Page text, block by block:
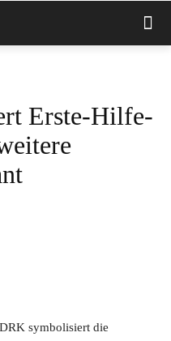
Erste-Hilfe-
symbolisiert die